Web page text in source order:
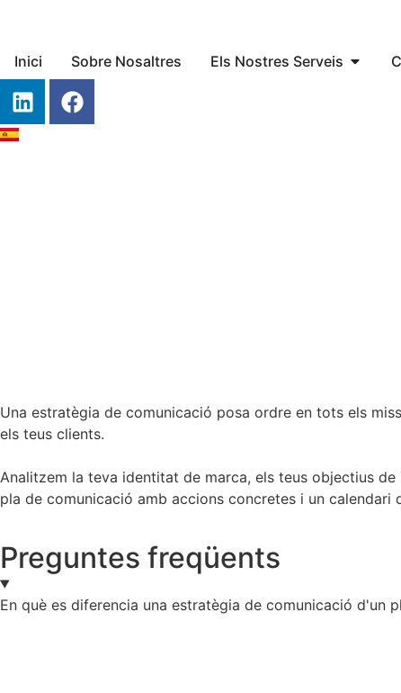
Inici Sobre Nosaltres Els Nostres Serveis
Una estratègia de comunicació posa ordre en tots els
els teus clients.​
Analitzem la teva identitat de marca, els teus objectius
pla de comunicació amb accions concretes i un
Preguntes freqüents
En què es diferencia una estratègia de comunicació d'un